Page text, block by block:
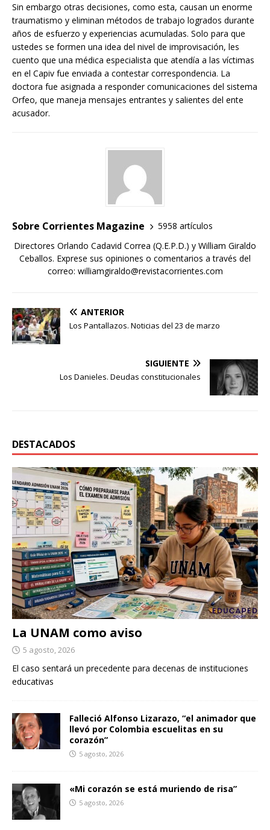
Sin embargo otras decisiones, como esta, causan un enorme
traumatismo y eliminan métodos de trabajo logrados durante
años de esfuerzo y experiencias acumuladas. Solo para que
ustedes se formen una idea del nivel de improvisación, les
cuento que una médica especialista que atendía a las víctimas
en el Capiv fue enviada a contestar correspondencia. La
doctora fue asignada a responder comunicaciones del sistema
Orfeo, que maneja mensajes entrantes y salientes del ente
acusador.
Sobre Corrientes Magazine
5958 artículos
Directores Orlando Cadavid Correa (Q.E.P.D.) y William Giraldo
Ceballos. Exprese sus opiniones o comentarios a través del
correo: williamgiraldo@revistacorrientes.com
ANTERIOR
Los Pantallazos. Noticias del 23 de marzo
SIGUIENTE
Los Danieles. Deudas constitucionales
DESTACADOS
La UNAM como aviso
5 agosto, 2026
El caso sentará un precedente para decenas de instituciones
educativas
Falleció Alfonso Lizarazo, “el animador que
llevó por Colombia escuelitas en su
corazón”
5 agosto, 2026
«Mi corazón se está muriendo de risa”
5 agosto, 2026